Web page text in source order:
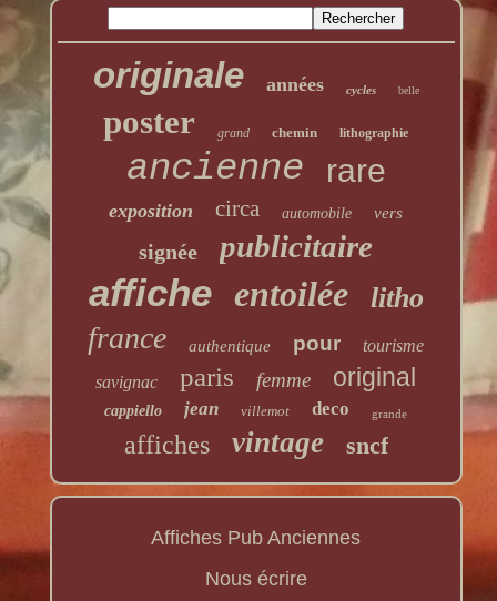
originale années cycles belle
poster grand chemin lithographie
ancienne rare
exposition circa automobile vers
signée publicitaire
affiche entoilée litho
france authentique pour
tourisme
savignac
paris femme original
cappiello jean villemot deco grande
affiches vintage sncf
Affiches Pub Anciennes
Nous écrire